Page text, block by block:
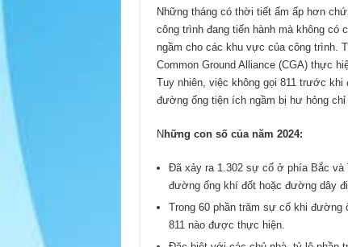
Những tháng có thời tiết ấm ấp hơn
công trình đang tiến hành mà không có
ngầm cho các khu vực của công trình.
Common Ground Alliance (CGA) thực
Tuy nhiên, việc không gọi 811 trước khi
đường ống tiện ích ngầm bị hư hỏng
N hững con số của năm 2024:
Đã xảy ra 1.302 sự cố ở phía Bắc và
đường ống khí đốt hoặc đường dây
Trong 60 phần trăm sự cố khi đường
811 nào được thực hiện.